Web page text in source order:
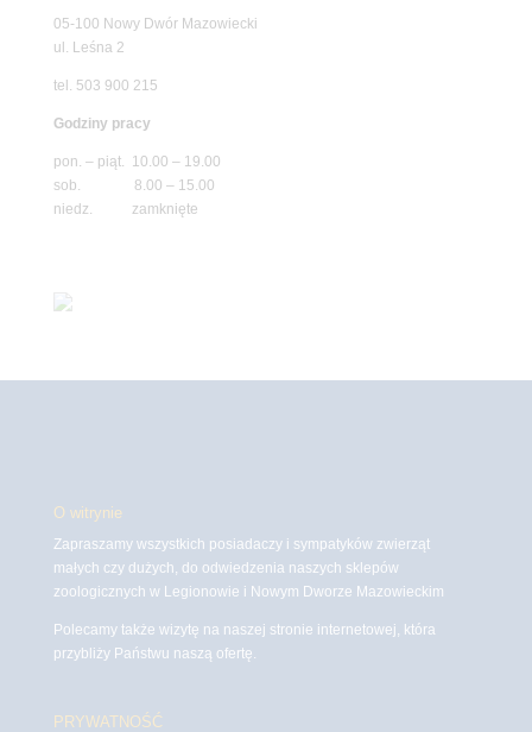
05-100 Nowy Dwór Mazowiecki
ul. Leśna 2
tel. 503 900 215
Godziny pracy
pon. – piąt. 10.00 – 19.00
sob. 8.00 – 15.00
niedz. zamknięte
O witrynie
Zapraszamy wszystkich posiadaczy i sympatyków zwierząt
małych czy dużych, do odwiedzenia naszych sklepów
zoologicznych w Legionowie i Nowym Dworze Mazowieckim
Polecamy także wizytę na naszej stronie internetowej, która
przybliży Państwu naszą ofertę.
PRYWATNOŚĆ